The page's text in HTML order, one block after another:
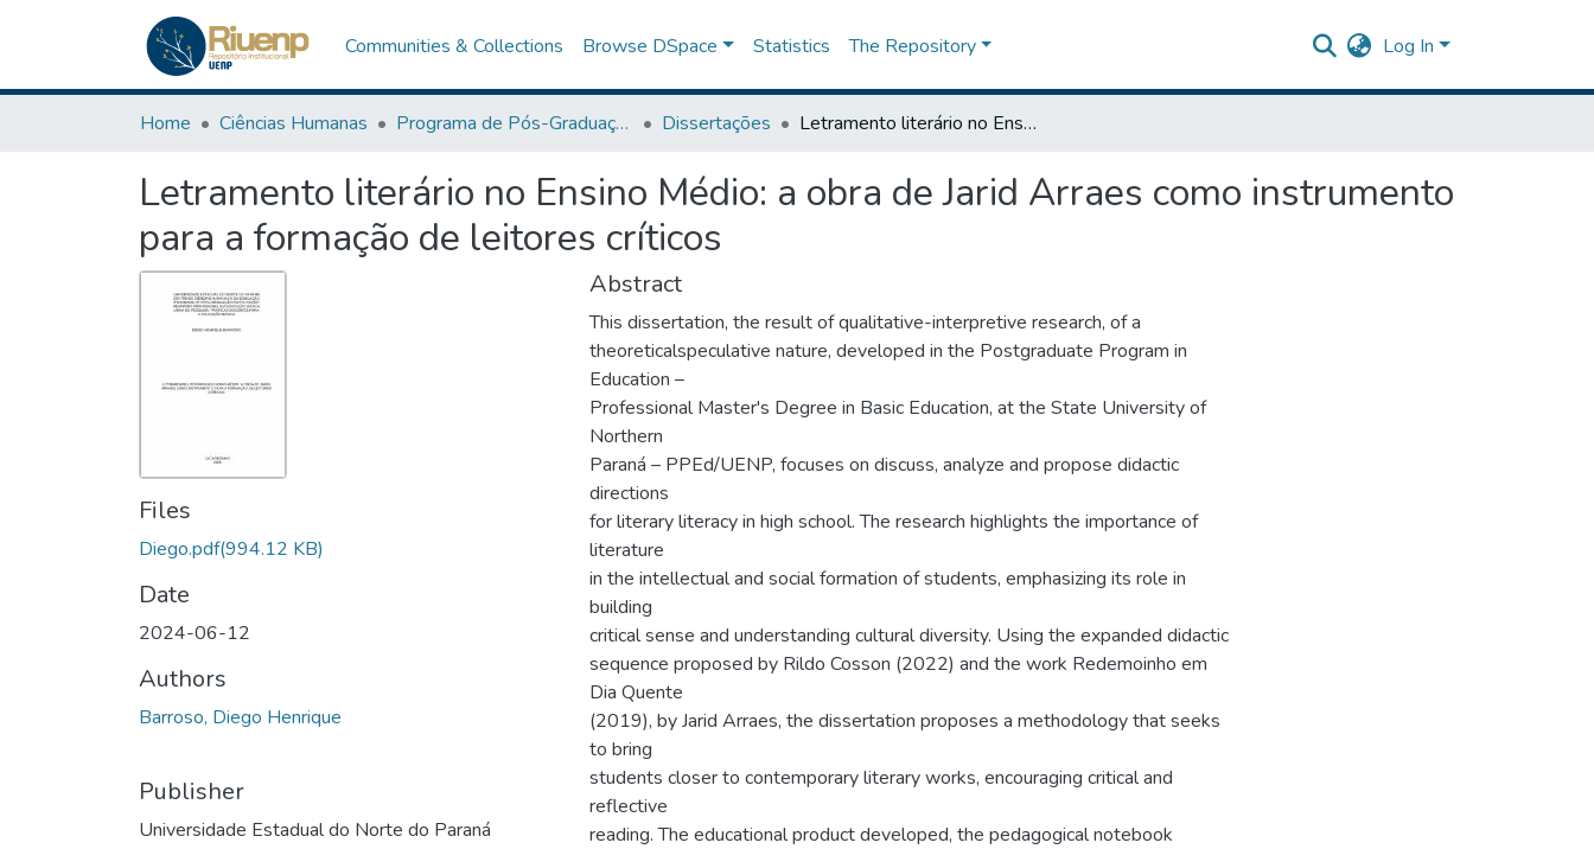
Communities & Collections Browse DSpace Statistics The Repository Log In
Home Ciências Humanas Programa de Pós-Graduação em Educação Dissertações Letramento literário no Ensino Médio: a obra de Jarid Arraes como instrumento para a formação de leitores críticos
Letramento literário no Ensino Médio: a obra de Jarid Arraes como instrumento
para a formação de leitores críticos
Files
Diego.pdf(994.12 KB)
Date
2024-06-12
Authors
Barroso, Diego Henrique
Publisher
Universidade Estadual do Norte do Paraná
Abstract
This dissertation, the result of qualitative-interpretive research, of a
theoreticalspeculative nature, developed in the Postgraduate Program in
Education –
Professional Master's Degree in Basic Education, at the State University of
Northern
Paraná – PPEd/UENP, focuses on discuss, analyze and propose didactic
directions
for literary literacy in high school. The research highlights the importance of
literature
in the intellectual and social formation of students, emphasizing its role in
building
critical sense and understanding cultural diversity. Using the expanded didactic
sequence proposed by Rildo Cosson (2022) and the work Redemoinho em
Dia Quente
(2019), by Jarid Arraes, the dissertation proposes a methodology that seeks
to bring
students closer to contemporary literary works, encouraging critical and
reflective
reading. The educational product developed, the pedagogical notebook